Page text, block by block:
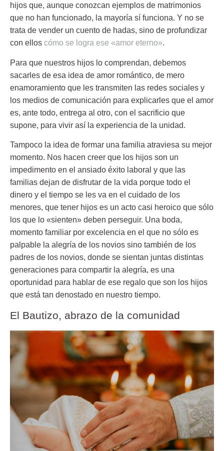
hijos que, aunque conozcan ejemplos de matrimonios
que no han funcionado, la mayoría sí funciona. Y no se
trata de vender un cuento de hadas, sino de profundizar
con ellos cómo se logra ese «amor eterno».
Para que nuestros hijos lo comprendan, debemos
sacarles de esa idea de amor romántico, de mero
enamoramiento que les transmiten las redes sociales y
los medios de comunicación para explicarles que el amor
es, ante todo, entrega al otro, con el sacrificio que
supone, para vivir así la experiencia de la unidad.
Tampoco la idea de formar una familia atraviesa su mejor
momento. Nos hacen creer que los hijos son un
impedimento en el ansiado éxito laboral y que las
familias dejan de disfrutar de la vida porque todo el
dinero y el tiempo se les va en el cuidado de los
menores, que tener hijos es un acto casi heroico que sólo
los que lo «sienten» deben perseguir. Una boda,
momento familiar por excelencia en el que no sólo es
palpable la alegría de los novios sino también de los
padres de los novios, donde se sientan juntas distintas
generaciones para compartir la alegría, es una
oportunidad para hablar de ese regalo que son los hijos
que está tan denostado en nuestro tiempo.
El Bautizo, abrazo de la comunidad